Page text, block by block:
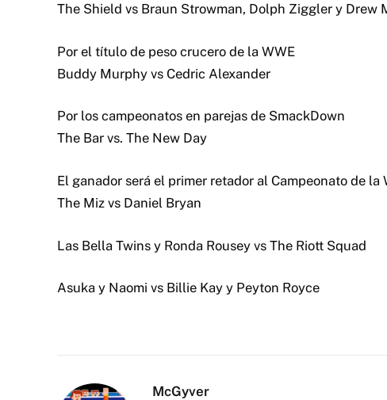
The Shield vs Braun Strowman, Dolph Ziggler y Drew
Por el título de peso crucero de la WWE
Buddy Murphy vs Cedric Alexander
Por los campeonatos en parejas de SmackDown
The Bar vs. The New Day
El ganador será el primer retador al Campeonato de la
The Miz vs Daniel Bryan
Las Bella Twins y Ronda Rousey vs The Riott Squad
Asuka y Naomi vs Billie Kay y Peyton Royce
McGyver